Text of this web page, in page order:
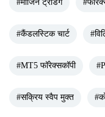
#मार्जिन ट्रेडिंग
#कैंडलस्टिक चार्ट
#MT5 फॉरेक्सकॉपी
#सक्रिय स्वैप मुक्त